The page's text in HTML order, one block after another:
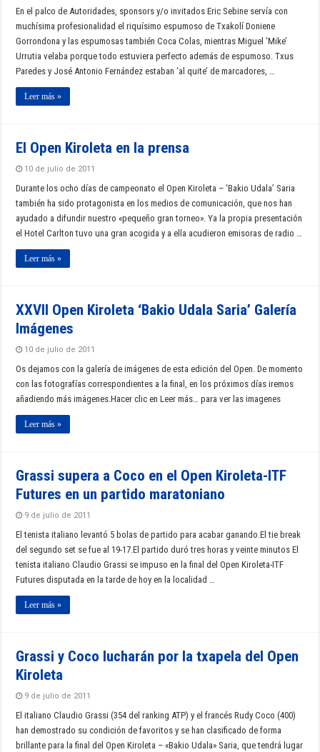
En el palco de Autoridades, sponsors y/o invitados Eric Sebine servía con
muchísima profesionalidad el riquísimo espumoso de Txakolí Doniene
Gorrondona y las espumosas también Coca Colas, mientras Miguel ‘Mike’
Urrutia velaba porque todo estuviera perfecto además de espumoso. Txus
Paredes y José Antonio Fernández estaban ‘al quite’ de marcadores, …
Leer más »
El Open Kiroleta en la prensa
10 de julio de 2011
Durante los ocho días de campeonato el Open Kiroleta – ‘Bakio Udala’ Saria
también ha sido protagonista en los medios de comunicación, que nos han
ayudado a difundir nuestro «pequeño gran torneo». Ya la propia presentación
el Hotel Carlton tuvo una gran acogida y a ella acudieron emisoras de radio …
Leer más »
XXVII Open Kiroleta ‘Bakio Udala Saria’ Galería
Imágenes
10 de julio de 2011
Os dejamos con la galería de imágenes de esta edición del Open. De momento
con las fotografías correspondientes a la final, en los próximos días iremos
añadiendo más imágenes.Hacer clic en Leer más… para ver las imagenes
Leer más »
Grassi supera a Coco en el Open Kiroleta-ITF
Futures en un partido maratoniano
9 de julio de 2011
El tenista italiano levantó 5 bolas de partido para acabar ganando.El tie break
del segundo set se fue al 19-17.El partido duró tres horas y veinte minutos El
tenista italiano Claudio Grassi se impuso en la final del Open Kiroleta-ITF
Futures disputada en la tarde de hoy en la localidad …
Leer más »
Grassi y Coco lucharán por la txapela del Open
Kiroleta
9 de julio de 2011
El italiano Claudio Grassi (354 del ranking ATP) y el francés Rudy Coco (400)
han demostrado su condición de favoritos y se han clasificado de forma
brillante para la final del Open Kiroleta – «Bakio Udala» Saria, que tendrá lugar